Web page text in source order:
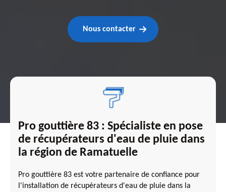
Nous contacter
Pro gouttière 83 : Spécialiste en pose
de récupérateurs d'eau de pluie dans
la région de Ramatuelle
Pro gouttière 83 est votre partenaire de confiance pour
l'installation de récupérateurs d'eau de pluie dans la